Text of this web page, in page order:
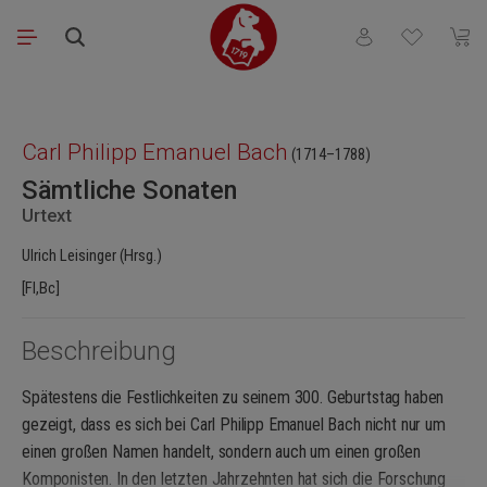
Zum Hauptinhalt springen
Du hast 0
Carl Philipp Emanuel Bach (1714–1788)
Sämtliche Sonaten
Urtext
Ulrich Leisinger (Hrsg.)
[Fl,Bc]
Beschreibung
Spätestens die Festlichkeiten zu seinem 300. Geburtstag haben
gezeigt, dass es sich bei Carl Philipp Emanuel Bach nicht nur um
einen großen Namen handelt, sondern auch um einen großen
Komponisten. In den letzten Jahrzehnten hat sich die Forschung